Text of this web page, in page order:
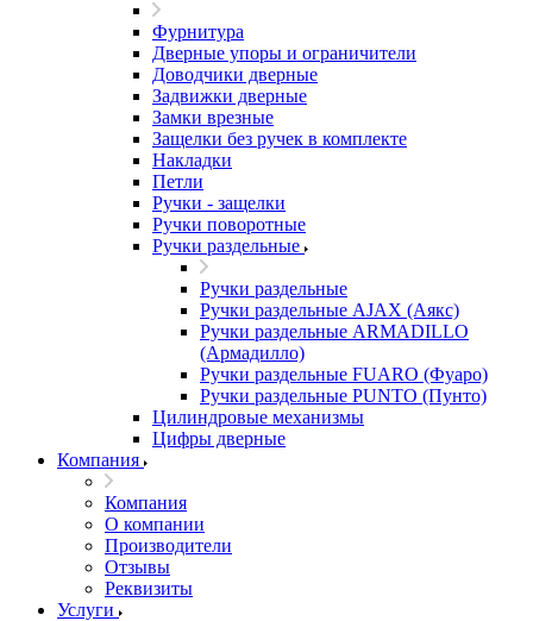
Фурнитура
Дверные упоры и ограничители
Доводчики дверные
Задвижки дверные
Замки врезные
Защелки без ручек в комплекте
Накладки
Петли
Ручки - защелки
Ручки поворотные
Ручки раздельные
Ручки раздельные
Ручки раздельные AJAX (Аякс)
Ручки раздельные ARMADILLO
(Армадилло)
Ручки раздельные FUARO (Фуаро)
Ручки раздельные PUNTO (Пунто)
Цилиндровые механизмы
Цифры дверные
Компания
Компания
О компании
Производители
Отзывы
Реквизиты
Услуги